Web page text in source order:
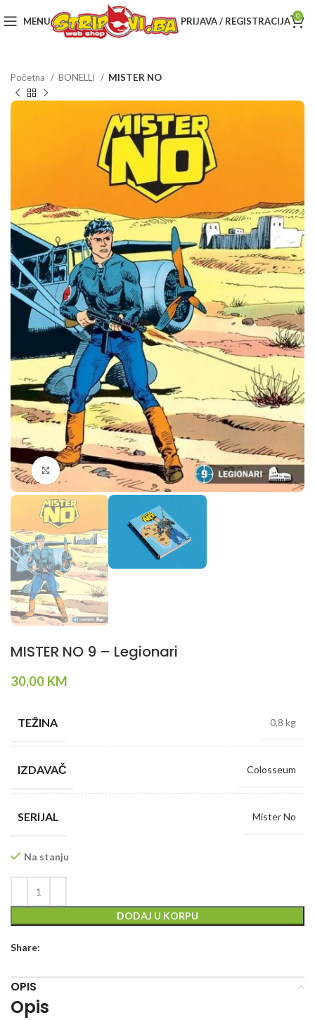
MENU PRIJAVA / REGISTRACIJA 0
Početna BONELLI MISTER NO
Klikni da povečaš
MISTER NO 9 – Legionari
30,00 KM
TEŽINA 0,8 kg
IZDAVAČ Colosseum
SERIJAL Mister No
Na stanju
DODAJ U KORPU
Share:
OPIS
Opis